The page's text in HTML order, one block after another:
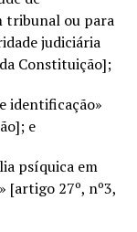
tribunal ou para
judiciária
Constituição];
identificação»
e
psíquica em
[artigo 27º, nº3,